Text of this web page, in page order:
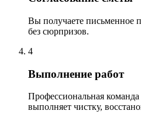
Вы получаете письменное
без сюрпризов.
4
Выполнение работ
Профессиональная
выполняет чистку,